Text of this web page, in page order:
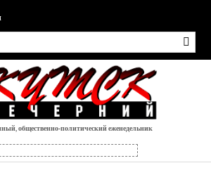
общественно-политический еженедельник